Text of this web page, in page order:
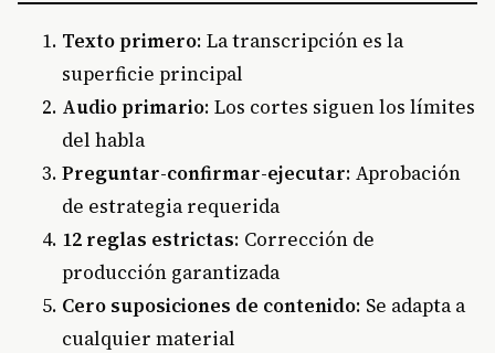
Texto primero: La transcripción es la
superficie principal
Audio primario: Los cortes siguen los límites
del habla
Preguntar-confirmar-ejecutar: Aprobación
de estrategia requerida
12 reglas estrictas: Corrección de
producción garantizada
Cero suposiciones de contenido: Se adapta a
cualquier material